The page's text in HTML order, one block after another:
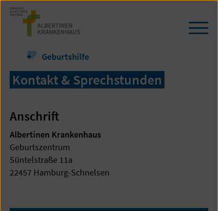
Zum
Seiteninhalt
springen
Geburtshilfe
Kontakt & Sprechstunden
Anschrift
Albertinen Krankenhaus
Geburtszentrum
Süntelstraße 11a
22457 Hamburg-Schnelsen